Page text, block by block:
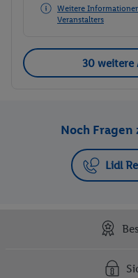
Weitere
Veranstalters
30 weitere
Noch Fragen
Lidl